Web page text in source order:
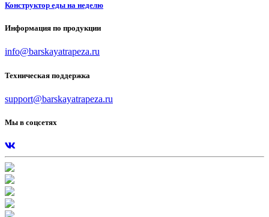
Конструктор еды на неделю
Информация по продукции
info@barskayatrapeza.ru
Техническая поддержка
support@barskayatrapeza.ru
Мы в соцсетях